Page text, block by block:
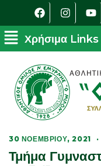
30 ΝΟΕΜΒΡΊΟΥ, 2021 ·
Τμήμα